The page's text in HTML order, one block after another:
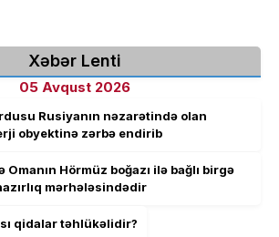
Xəbər Lenti
05 Avqust 2026
Rusiyanın nəzarətində olan
obyektinə zərbə endirib
Omanın Hörmüz boğazı ilə bağlı birgə
mərhələsindədir
qidalar təhlükəlidir?